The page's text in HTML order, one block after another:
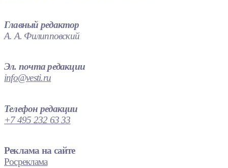
Главный редактор
А. А. Филипповский
Эл. почта редакции
info@vesti.ru
Телефон редакции
+7 495 232 63 33
Реклама на сайте
Росреклама